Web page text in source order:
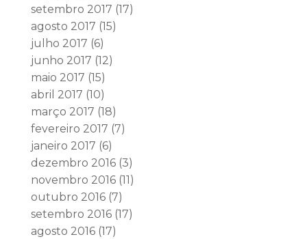
setembro 2017 (17)
agosto 2017 (15)
julho 2017 (6)
junho 2017 (12)
maio 2017 (15)
abril 2017 (10)
março 2017 (18)
fevereiro 2017 (7)
janeiro 2017 (6)
dezembro 2016(3)
novembro 2016(11)
outubro 2016(7)
setembro 2016(17)
agosto 2016(17)